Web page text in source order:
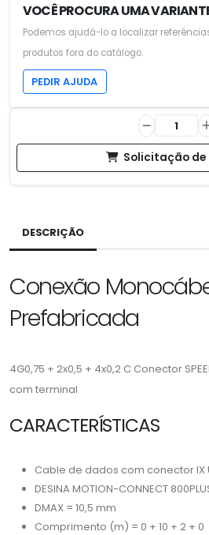
VOCÊ PROCURA UMA
Podemos ajudá-lo a localizar
produtos fora do catálogo.
PEDIR AJUDA
Solicitação de
DESCRIÇÃO
Conexão
Prefabricada
4G0,75 + 2x0,5 + 4x0,2 C Conector
com terminal
CARACTERÍSTICAS
Cable de dados com conector IX
DESINA MOTION-CONNECT
DMAX = 10,5 mm
Comprimento (m) = 0 + 10 + 2 + 0